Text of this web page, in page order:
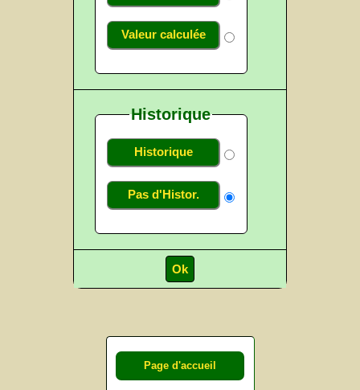
Valeur calculée
Historique
Historique
Pas d'Histor.
Page d'accueil